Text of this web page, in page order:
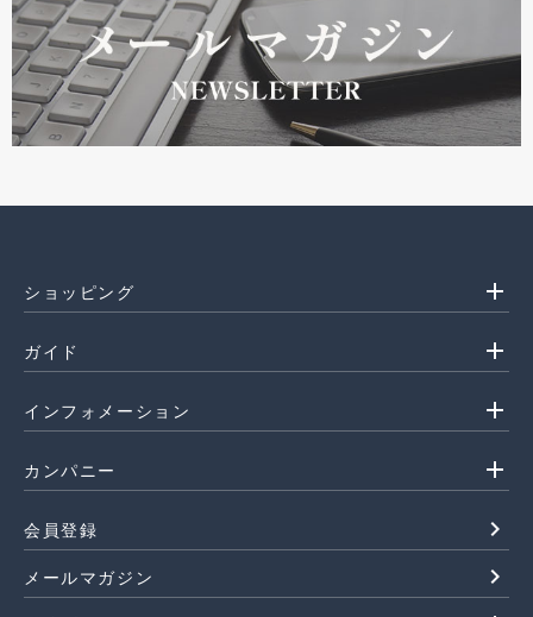
ショッピング add
ガイド add
インフォメーション add
カンパニー add
会員登録 navigate_next
メールマガジン navigate_next